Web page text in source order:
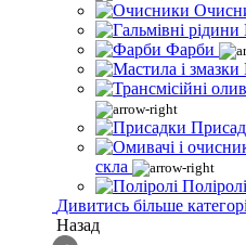
Фарби
скла
Поліролі
Дивитись більше
Назад